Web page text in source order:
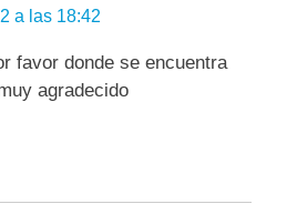
a las 18:42
favor donde se encuentra
agradecido